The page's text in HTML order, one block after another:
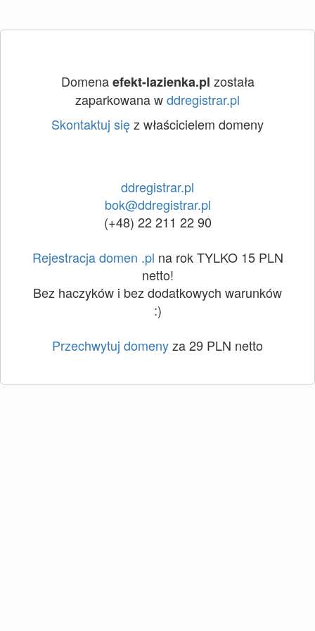
Domenaefekt-lazienka.pl została
zaparkowana wddregistrar.pl
Skontaktuj sięz właścicielem domeny
ddregistrar.pl
bok@ddregistrar.pl
(+48) 22 211 22 90
Rejestracja domen .pl na rok TYLKO 15 PLN
netto!
Bez haczyków i bez dodatkowych warunków
:)
Przechwytuj domenyza 29 PLN netto